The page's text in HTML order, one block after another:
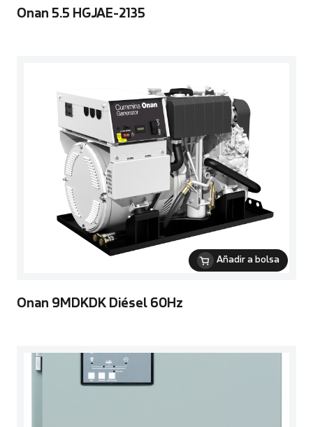
Onan 5.5 HGJAE-2135
Añadir a bolsa
Onan 9MDKDK Diésel 60Hz